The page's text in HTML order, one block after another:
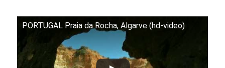
PORTUGAL Praia da Rocha, Algarve (hd-video)